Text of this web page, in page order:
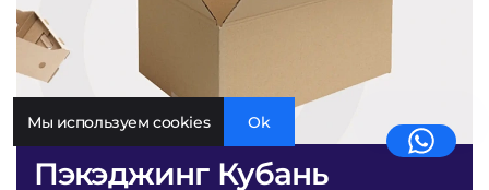
Пэкэджинг Кубань
Мы используем cookies Ok